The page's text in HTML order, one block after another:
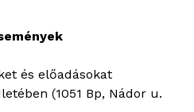
és előadásokat
(1051 Bp, Nádor u.